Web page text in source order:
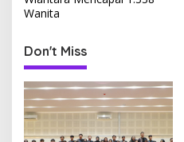
n
a
v
i
Wanita
Don't Miss